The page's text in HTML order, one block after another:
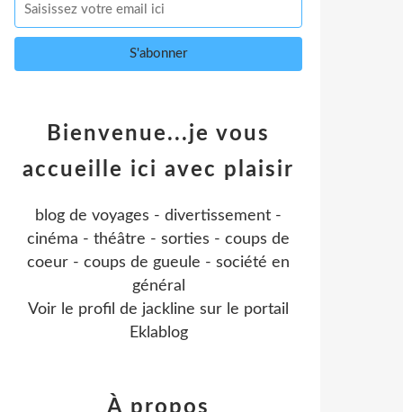
Bienvenue...je vous
accueille ici avec plaisir
blog de voyages - divertissement -
cinéma - théâtre - sorties - coups de
coeur - coups de gueule - société en
général
Voir le profil de jackline sur le portail
Eklablog
À propos